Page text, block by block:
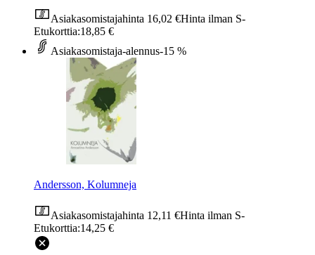
Asiakasomistajahinta 16,02 €Hinta ilman S-
Etukorttia:18,85 €
Asiakasomistaja-alennus-15 %
Andersson, Kolumneja
Asiakasomistajahinta 12,11 €Hinta ilman S-
Etukorttia:14,25 €